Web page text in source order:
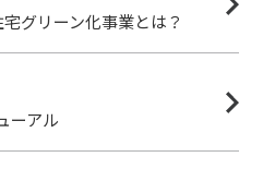
グリーン化事業とは？
ーアル